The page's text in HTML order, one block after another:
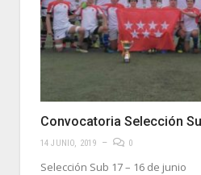
Convocatoria Selección
14 JUNIO, 2019 0
Selección Sub 17 – 16 de junio